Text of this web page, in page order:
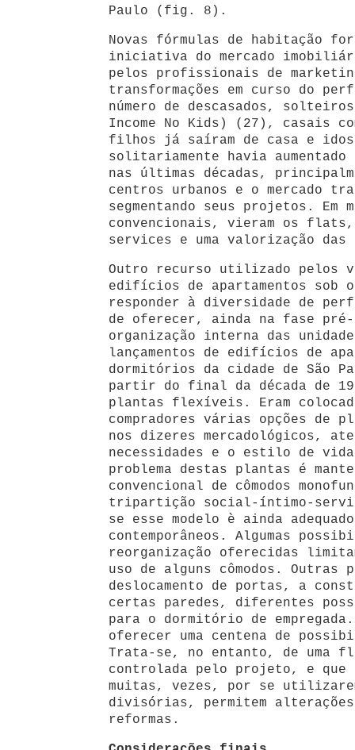
Paulo (fig. 8).
Novas fórmulas de habitação
iniciativa do mercado
pelos profissionais de
transformações em curso do
número de descasados,
Income No Kids) (27), casais
filhos já saíram de casa e
solitariamente havia
nas últimas décadas,
centros urbanos e o mercado
segmentando seus projetos. Em
convencionais, vieram os
services e uma valorização
Outro recurso utilizado pelos
edifícios de apartamentos sob
responder à diversidade de
de oferecer, ainda na fase pré-
organização interna das
lançamentos de edifícios de
dormitórios da cidade de São
partir do final da década de
plantas flexíveis. Eram
compradores várias opções de
nos dizeres mercadológicos,
necessidades e o estilo de vida
problema destas plantas é
convencional de cômodos
tripartição social-íntimo-
se esse modelo è ainda
contemporâneos. Algumas
reorganização oferecidas
uso de alguns cômodos. Outras
deslocamento de portas, a
certas paredes, diferentes
para o dormitório de
oferecer uma centena de
Trata-se, no entanto, de
controlada pelo projeto, e que
muitas, vezes, por se
divisórias, permitem
reformas.